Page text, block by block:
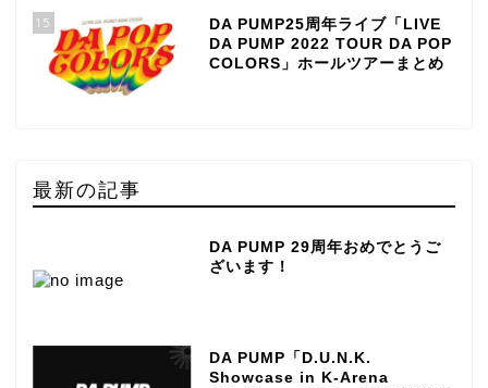
15
DA PUMP25周年ライブ「LIVE
DA PUMP 2022 TOUR DA POP
COLORS」ホールツアーまとめ
最新の記事
DA PUMP 29周年おめでとうご
ざいます！
DA PUMP「D.U.N.K.
Showcase in K-Arena